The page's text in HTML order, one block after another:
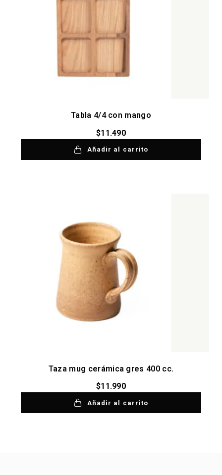
Tabla 4/4 con mango
$11.490
Añadir al carrito
Taza mug cerámica gres 400 cc.
$11.990
Añadir al carrito